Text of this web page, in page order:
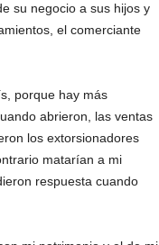
su negocio a sus hijos y
el comerciante
porque hay más
abrieron, las ventas
los extorsionadores
matarían a mi
respuesta cuando